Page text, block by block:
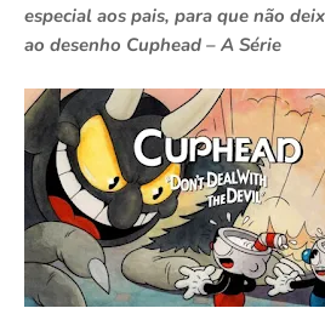
especial aos pais, para que não
ao desenho Cuphead – A Série